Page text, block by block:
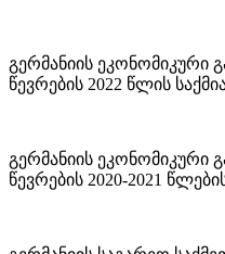
გერმანიის ეკონომიკური
წევრების 2022 წლის
გერმანიის ეკონომიკური
წევრების 2020-2021